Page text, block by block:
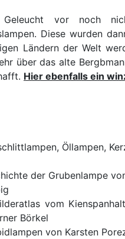
Geleucht vor noch
Diese wurden
Ländern der Welt
über das alte
Hier ebenfalls ein
Öllampen,
der Grubenlampe
vom
Börkel
von Karsten